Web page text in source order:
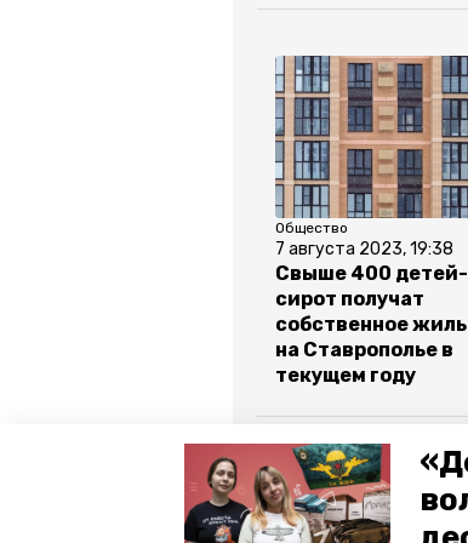
Общество
7 августа 2023, 19:38
Свыше 400 детей-
сирот получат
собственное
на Ставрополье в
текущем году
Все новости
ставропольский край